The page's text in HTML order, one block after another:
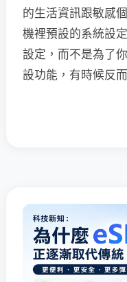
的生活資訊跟敏感
機裡預設的系統設
設定，而不是為了
設功能，有時候反